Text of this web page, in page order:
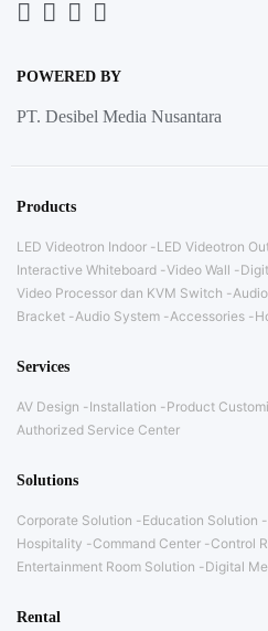
POWERED BY
PT. Desibel Media Nusantara
Products
LED Videotron Indoor LED Videotron
Interactive Whiteboard Video Wall
Video Processor dan KVM Switch
Bracket Audio System Accessories
Services
AV Design Installation
Product
Authorized Service Center
Solutions
Corporate Solution Education Solution
Hospitality
Command Center Control
Entertainment Room Solution
Digital
Rental